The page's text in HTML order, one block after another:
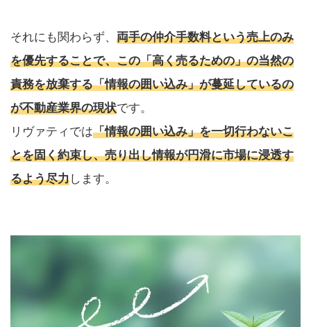
それにも関わらず、 両手の仲介手数料という売上のみ
を優先することで、この「高く売るための」の当然の
責務を放棄する「情報の囲い込み」が蔓延しているの
が不動産業界の現状です。
リヴァティでは「情報の囲い込み」を一切行わないこ
とを固く約束し、売り出し情報が円滑に市場に浸透す
るよう尽力します。